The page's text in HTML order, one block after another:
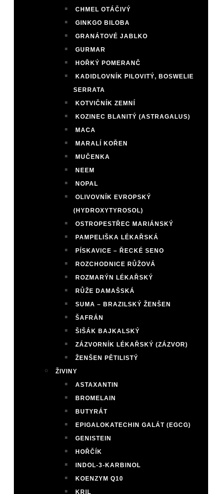
CHMEL OTÁČIVÝ
GINKGO BILOBA
GRANÁTOVÉ JABLKO
GURMAR
HOŘKÝ POMERANČ
KADIDLOVNÍK PILOVITÝ, BOSWELIE
SERRATA
KOTVIČNÍK ZEMNÍ
KOZINEC BLANITÝ (ASTRAGALUS)
MACA
MARALÍ KOŘEN
MUČENKA
NEEM
NOPAL
OLIVOVNÍK EVROPSKÝ
(HYDROXYTYROSOL)
OSTROPESTŘEC MARIÁNSKÝ
PAMPELIŠKA LÉKAŘSKÁ
PÍSKAVICE – ŘECKÉ SENO
ROZCHODNICE RŮŽOVÁ
ROZMARÝN LÉKAŘSKÝ
RŮŽE DAMAŠSKÁ
SUMA – BRAZILSKÝ ŽENŠEN
ŠAFRÁN
ŠIŠÁK BAJKALSKÝ
ZÁZVORNÍK LÉKAŘSKÝ (ZÁZVOR)
ŽENŠEN PĚTILISTÝ
ŽIVINY
ASTAXANTIN
BROMELAIN
BUTYRÁT
EPIGALOKATECHIN GALÁT (EGCG)
GENISTEIN
HOŘČÍK
INDOL-3-KARBINOL
KOENZYM Q10
KRIL